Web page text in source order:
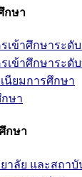
กษา
รเข้าศึกษาระ
เข้าศึกษาระ
นียมการศึกษา
ษา
กษา
าลัย และสถาบั